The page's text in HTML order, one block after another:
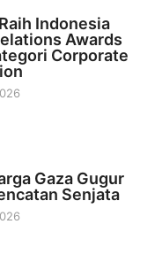
Indonesia
Awards
Corporate
Gaza Gugur
Senjata